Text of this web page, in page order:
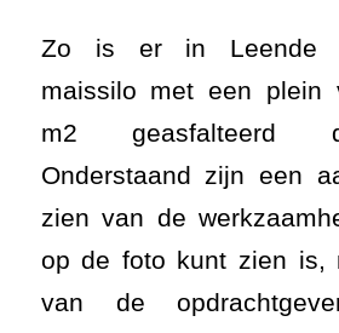
Zo is er in Leende
maissilo met een plein
m2 geasfalteerd
Onderstaand zijn een
zien van de
op de foto kunt zien is,
van de